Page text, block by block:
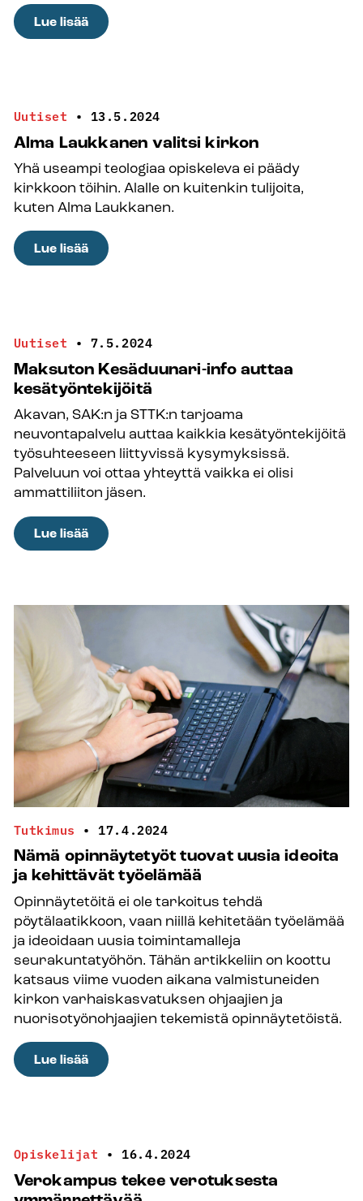
Lue lisää:
Kansainväliset
Uutiset • 13.5.2024
Alma Laukkanen valitsi kirkon
Yhä useampi teologiaa opiskeleva ei päädy
kirkkoon töihin. Alalle on kuitenkin tulijoita,
kuten Alma Laukkanen.
Lue lisää:
Alma
Uutiset • 7.5.2024
Maksuton Kesäduunari-info auttaa
kesätyöntekijöitä
Akavan, SAK:n ja STTK:n tarjoama
neuvontapalvelu auttaa kaikkia kesätyöntekijöitä
työsuhteeseen liittyvissä kysymyksissä.
Palveluun voi ottaa yhteyttä vaikka ei olisi
ammattiliiton jäsen.
Lue lisää:
Maksuton
Tutkimus • 17.4.2024
Nämä opinnäytetyöt tuovat uusia ideoita
ja kehittävät työelämää
Opinnäytetöitä ei ole tarkoitus tehdä
pöytälaatikkoon, vaan niillä kehitetään työelämää
ja ideoidaan uusia toimintamalleja
seurakuntatyöhön. Tähän artikkeliin on koottu
katsaus viime vuoden aikana valmistuneiden
kirkon varhaiskasvatuksen ohjaajien ja
nuorisotyönohjaajien tekemistä opinnäytetöistä.
Lue lisää:
Nämä
ideoita
ja
Opiskelijat • 16.4.2024
Verokampus tekee verotuksesta